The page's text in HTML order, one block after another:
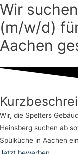
Wir
(m/w/d)
Aachen
Wir, die Spelters
Heinsberg suchen ab
Spülküche in Aachen